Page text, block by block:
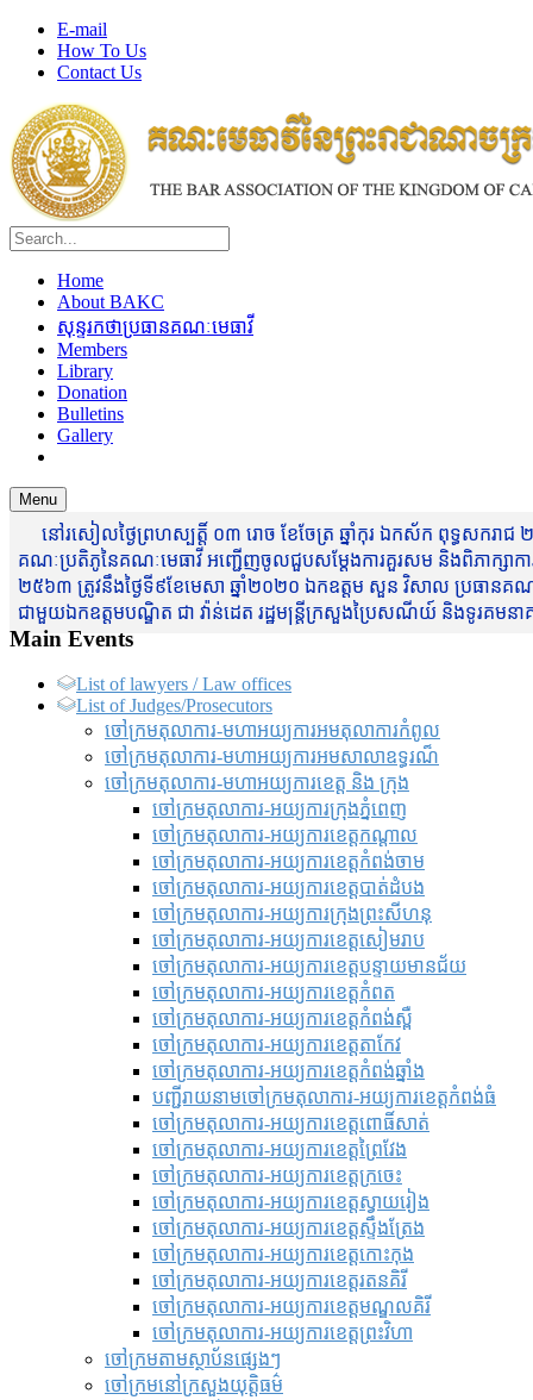
E-mail
How To Us
Contact Us
Home
About BAKC
សុន្ទរកថាប្រធានគណៈមេធាវី
Members
Library
Donation
Bulletins
Gallery
Menu
នៅរសៀលថ្ងៃព្រហស្បត្តិ៍ ០៣ រោច ខែចែត្រ ឆ្នាំកុរ ឯកស័ក ពុទ្ធសករាជ
គណៈប្រតិភូនៃគណៈមេធាវី អញ្ជើញចូលជួបសម្តែងការគួរសម និងពិភាក្សាកា
២៥៦៣ ត្រូវនឹងថ្ងៃទី៩ខែមេសា ឆ្នាំ២០២០ ឯកឧត្តម សួន វិសាល ប្រធានគណ
ជាមួយឯកឧត្តមបណ្ឌិត ជា វ៉ាន់ដេត រដ្ឋមន្រ្តីក្រសួងប្រៃសណីយ៍ និងទូរគ
Main Events
List of lawyers / Law offices
List of Judges/Prosecutors
ចៅក្រមតុលាការ-មហាអយ្យការអមតុលាការកំពូល
ចៅក្រមតុលាការ-មហាអយ្យការអមសាលាឧទ្ធរណ៏
ចៅក្រមតុលាការ-មហាអយ្យការខេត្ត និង ក្រុង
ចៅក្រមតុលាការ-អយ្យការក្រុងភ្នំពេញ
ចៅក្រមតុលាការ-អយ្យការខេត្តកណ្តាល
ចៅក្រមតុលាការ-អយ្យការខេត្តកំពង់ចាម
ចៅក្រមតុលាការ-អយ្យការខេត្តបាត់ដំបង
ចៅក្រមតុលាការ-អយ្យការ​ក្រុងព្រះសីហនុ
ចៅក្រមតុលាការ-អយ្យការខេត្តសៀមរាប
ចៅក្រមតុលាការ-អយ្យការខេត្តបន្ទាយមានជ័យ
ចៅក្រមតុលាការ-អយ្យការខេត្តកំពត
ចៅក្រមតុលាការ-អយ្យការខេត្តកំពង់ស្ពឺ
ចៅក្រមតុលាការ-អយ្យការខេត្តតាកែវ
ចៅក្រមតុលាការ-អយ្យការខេត្តកំពង់ឆ្នាំង
បញ្ជីរាយនាមចៅក្រមតុលាការ-អយ្យការខេត្តកំពង់ធំ
ចៅក្រមតុលាការ-អយ្យការខេត្តពោធិ៍សាត់
ចៅក្រមតុលាការ-អយ្យការខេត្តព្រៃវែង
ចៅក្រមតុលាការ-អយ្យការខេត្តក្រចេះ
ចៅក្រមតុលាការ-អយ្យការខេត្តស្វាយរៀង
ចៅក្រមតុលាការ-អយ្យការខេត្តស្ទឹងត្រែង
ចៅក្រមតុលាការ-អយ្យការខេត្តកោះកុង
ចៅក្រមតុលាការ-អយ្យការខេត្តរតនគិរី
ចៅក្រមតុលាការ-អយ្យការខេត្តមណ្ឌលគិរី
ចៅក្រមតុលាការ-អយ្យការខេត្តព្រះវិហា
ចៅក្រមតាមស្ថាប័នផ្សេងៗ
ចៅក្រមនៅក្រសួងយុត្តិធម៌